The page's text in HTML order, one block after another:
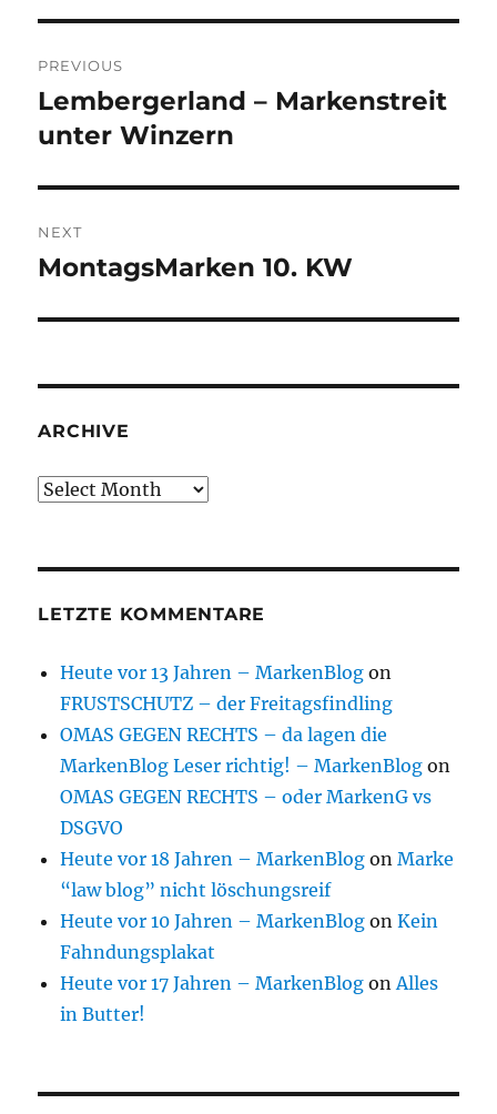
navigation
PREVIOUS
Previous
post:
Lembergerland – Markenstreit
unter Winzern
NEXT
Next
MontagsMarken 10. KW
ARCHIVE
Archive
LETZTE KOMMENTARE
Heute vor 13 Jahren – MarkenBlog on
FRUSTSCHUTZ – der Freitagsfindling
OMAS GEGEN RECHTS – da lagen die
MarkenBlog Leser richtig! – MarkenBlog on
OMAS GEGEN RECHTS – oder MarkenG vs
DSGVO
Heute vor 18 Jahren – MarkenBlog onMarke
“law blog” nicht löschungsreif
Heute vor 10 Jahren – MarkenBlog onKein
Fahndungsplakat
Heute vor 17 Jahren – MarkenBlog onAlles
in Butter!